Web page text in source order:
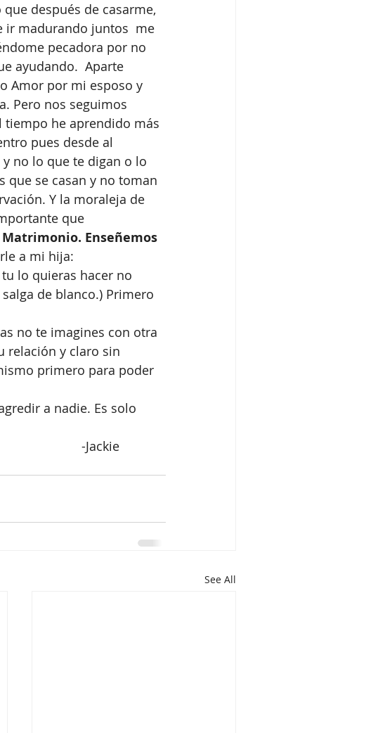
después de casarme,
ir madurando juntos  me
pecadora por no
ayudando.  Aparte
Amor por mi esposo y
Pero nos seguimos
tiempo he aprendido más
pues desde al
no lo que te digan o lo
que se casan y no toman
Y la moraleja de
que
Enseñemos
a mi hija:
lo quieras hacer no
de blanco.) Primero
relación y claro sin
primero para poder
a nadie. Es solo
                                                                                                                            -Jackie
See All